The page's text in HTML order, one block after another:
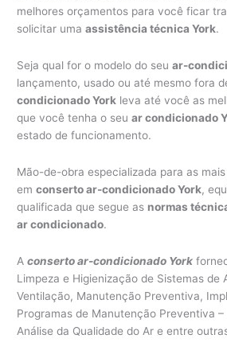
melhores orçamentos para você ficar
solicitar umaassistência técnica York.
Seja qual for o modelo do seuar-
lançamento, usado ou até mesmo fora
condicionado York leva até você as
que você tenha o seuar condicionado
estado de funcionamento.
Mão-de-obra especializada para as
emconserto ar-condicionado York,
qualificada que segue as normas
ar condicionado.
Aconserto ar-condicionado York
Limpeza e Higienização de Sistemas de
Ventilação, Manutenção Preventiva,
Programas de Manutenção Preventiva –
Análise da Qualidade do Ar e entre